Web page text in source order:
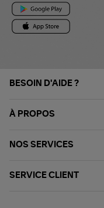
BESOIN D'AIDE ?
À PROPOS
NOS SERVICES
SERVICE CLIENT